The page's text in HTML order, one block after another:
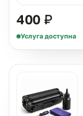
400 ₽
Услуга доступна